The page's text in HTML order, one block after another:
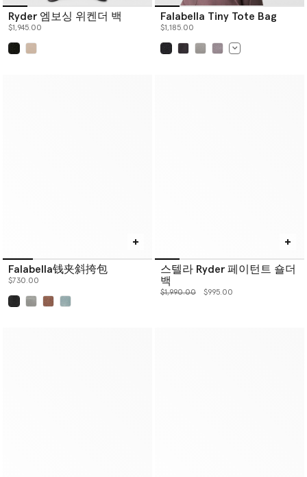
Ryder 엠보싱 위켄더 백
$1,945.00
Falabella Tiny Tote Bag
$1,185.00
Falabella钱夹斜挎包
$730.00
스텔라 Ryder 페이턴트 숄더
백
价格从
$1,990.00下降至
$995.00